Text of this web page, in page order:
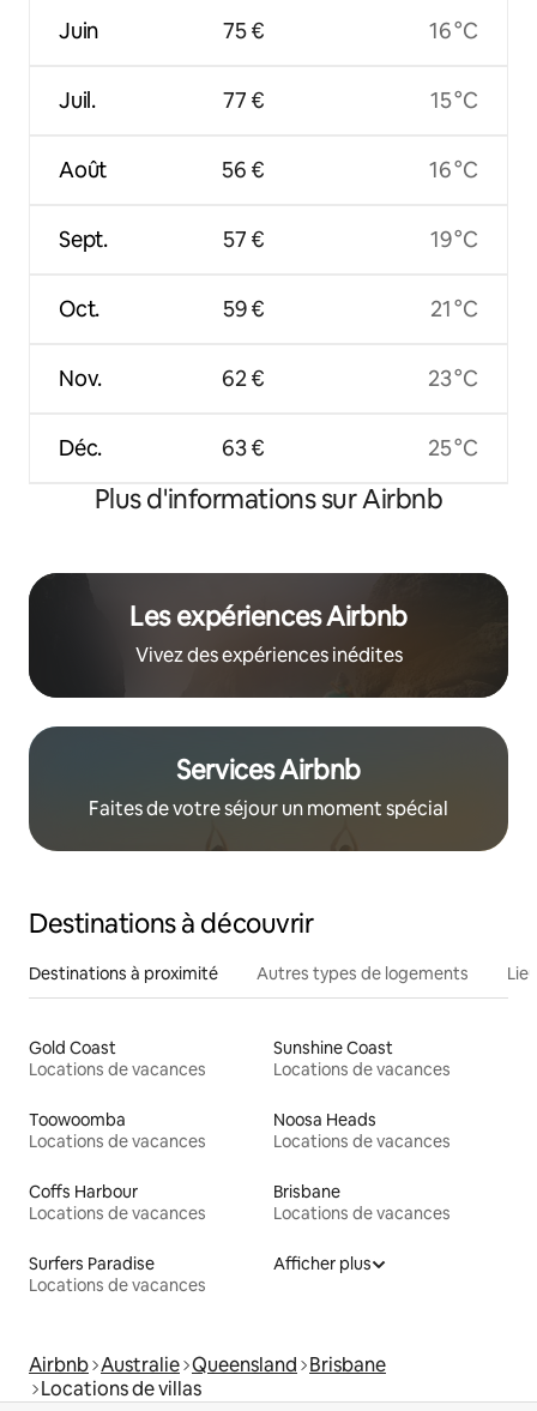
Juin
Juil.
Août
Sept.
Oct.
Nov.
Déc.
75 €
77 €
56 €
57 €
59 €
62 €
63 €
16 °C
15 °C
16 °C
19 °C
21 °C
23 °C
25 °C
Plus d'informations sur Airbnb
Les expériences Airbnb
Vivez des expériences inédites
Services Airbnb
Faites de votre séjour un moment spécial
Destinations à découvrir
Destinations à proximité Autres types de logements
Gold Coast
Locations de vacances
Sunshine Coast
Locations de vacances
Toowoomba
Locations de vacances
Noosa Heads
Locations de vacances
Coffs Harbour
Locations de vacances
Brisbane
Locations de vacances
Surfers Paradise
Locations de vacances
Afficher plus
Airbnb Australie Queensland Brisbane
Locations de villas